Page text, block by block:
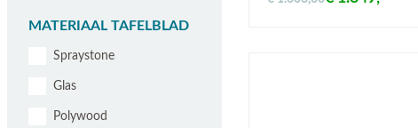
MATERIAAL TAFELBLAD
Spraystone
Glas
Polywood